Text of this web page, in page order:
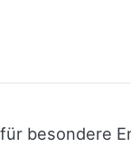
besondere